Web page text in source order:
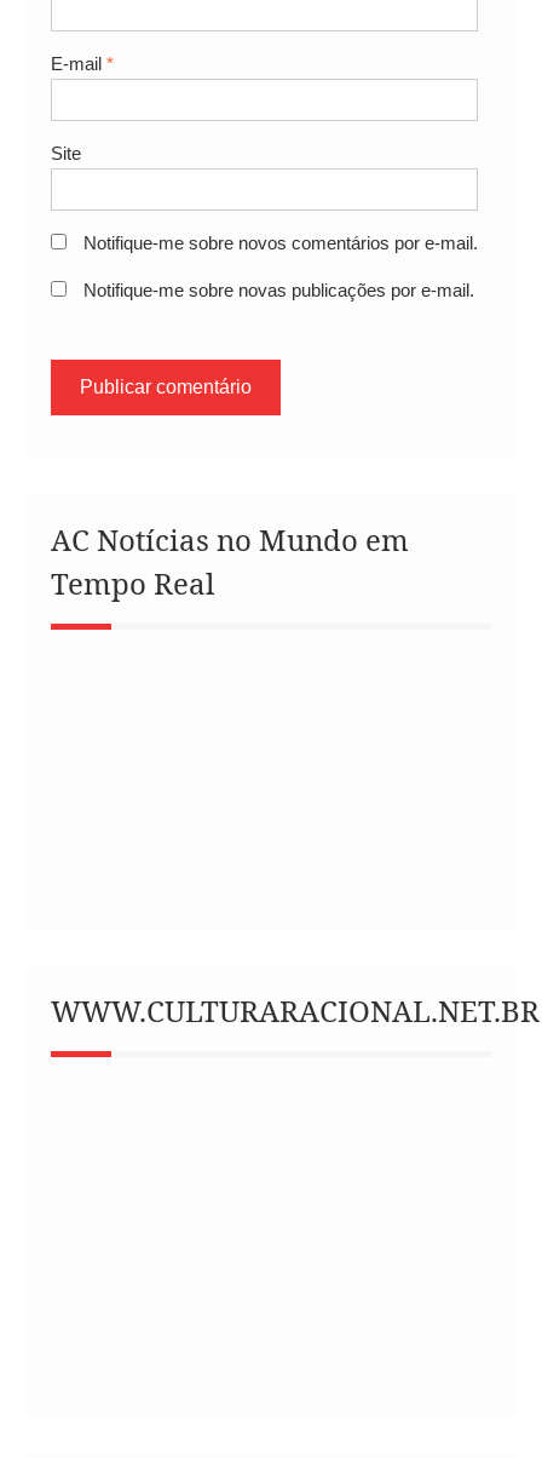
E-mail *
Site
Notifique-me sobre novos comentários por e-mail.
Notifique-me sobre novas publicações por e-mail.
AC Notícias no Mundo em
Tempo Real
WWW.CULTURARACIONAL.NET.BR